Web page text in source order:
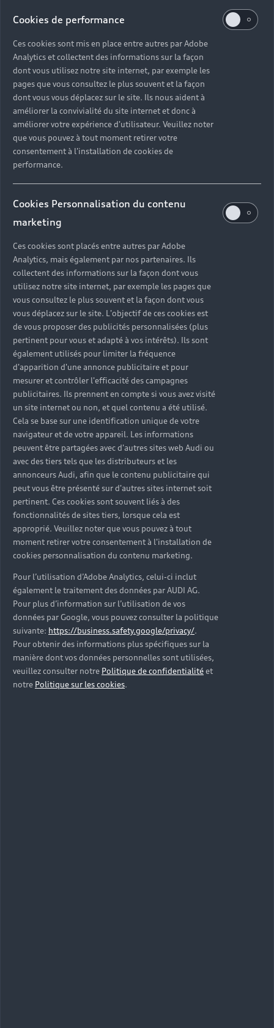
automatiquement offert lors de votre réservation.
Pour voyager en toute sérénité, Audi vous propose
également de souscrire à des packs d’assurances.
Vous êtes alors couvert en cas de sinistre et
bénéficiez du remboursement d’une partie des
franchises, des frais de rapatriement, etc.
En savoir plus sur Audi rent
Découvrez l'Audi
Q7, un élégant
SUV polyvalent
L’Audi Q7 a été pensée pour les amoureux de
sensations de conduite mais aussi pour les
amateurs de confort. Dotées de nombreuses
innovations, cette voiture 7 places se montre
particulièrement efficiente. En version Q7
comme SQ7, ce SUV dynamique vous offre une
grande adaptabilité à chaque type de route.
Cookies de performance
Ces cookies sont mis en place entre autres par Adobe
Analytics et collectent des informations sur la façon
dont vous utilisez notre site internet, par exemple les
pages que vous consultez le plus souvent et la façon
dont vous vous déplacez sur le site. Ils nous aident à
améliorer la convivialité du site internet et donc à
améliorer votre expérience d'utilisateur. Veuillez noter
que vous pouvez à tout moment retirer votre
consentement à l'installation de cookies de
performance.
Cookies Personnalisation du contenu
marketing
Ces cookies sont placés entre autres par Adobe
Analytics, mais également par nos partenaires. Ils
collectent des informations sur la façon dont vous
utilisez notre site internet, par exemple les pages que
vous consultez le plus souvent et la façon dont vous
vous déplacez sur le site. L'objectif de ces cookies est
de vous proposer des publicités personnalisées (plus
pertinent pour vous et adapté à vos intérêts). Ils sont
également utilisés pour limiter la fréquence
d'apparition d'une annonce publicitaire et pour
mesurer et contrôler l'efficacité des campagnes
publicitaires. Ils prennent en compte si vous avez visité
un site internet ou non, et quel contenu a été utilisé.
Cela se base sur une identification unique de votre
navigateur et de votre appareil. Les informations
peuvent être partagées avec d'autres sites web Audi ou
avec des tiers tels que les distributeurs et les
annonceurs Audi, afin que le contenu publicitaire qui
peut vous être présenté sur d'autres sites internet soit
pertinent. Ces cookies sont souvent liés à des
fonctionnalités de sites tiers, lorsque cela est
approprié. Veuillez noter que vous pouvez à tout
moment retirer votre consentement à l'installation de
cookies personnalisation du contenu marketing.
Pour l’utilisation d’Adobe Analytics, celui-ci inclut
également le traitement des données par AUDI AG.
Pour plus d’information sur l’utilisation de vos
données par Google, vous pouvez consulter la politique
suivante: https://business.safety.google/privacy/.
Pour obtenir des informations plus spécifiques sur la
manière dont vos données personnelles sont utilisées,
veuillez consulter notre Politique de confidentialitéet
notre Politique sur les cookies.